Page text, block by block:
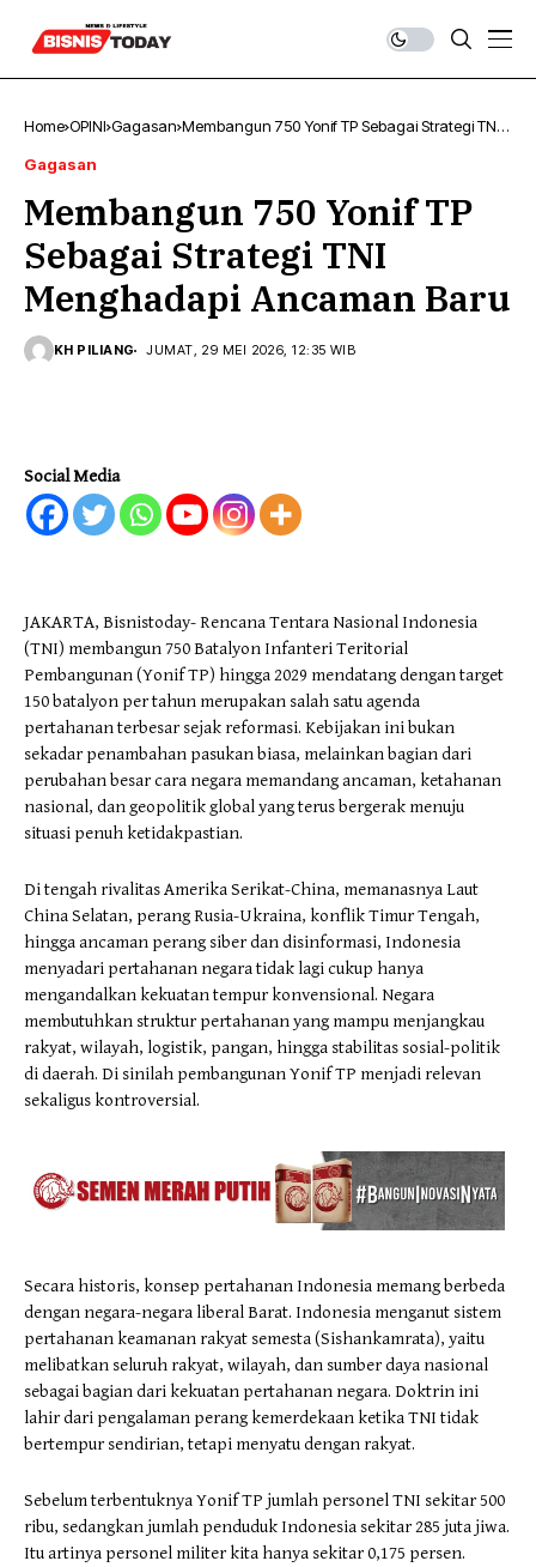
Home OPINI Gagasan Membangun 750 Yonif TP Sebagai Strategi TNI
Gagasan
Membangun 750 Yonif TP
Sebagai Strategi TNI
Menghadapi Ancaman Baru
KH PILIANG JUMAT, 29 MEI 2026, 12:35 WIB
Social Media
JAKARTA, Bisnistoday- Rencana Tentara Nasional Indonesia
(TNI) membangun 750 Batalyon Infanteri Teritorial
Pembangunan (Yonif TP) hingga 2029 mendatang dengan target
150 batalyon per tahun merupakan salah satu agenda
pertahanan terbesar sejak reformasi. Kebijakan ini bukan
sekadar penambahan pasukan biasa, melainkan bagian dari
perubahan besar cara negara memandang ancaman, ketahanan
nasional, dan geopolitik global yang terus bergerak menuju
situasi penuh ketidakpastian.
Di tengah rivalitas Amerika Serikat-China, memanasnya Laut
China Selatan, perang Rusia-Ukraina, konflik Timur Tengah,
hingga ancaman perang siber dan disinformasi, Indonesia
menyadari pertahanan negara tidak lagi cukup hanya
mengandalkan kekuatan tempur konvensional. Negara
membutuhkan struktur pertahanan yang mampu menjangkau
rakyat, wilayah, logistik, pangan, hingga stabilitas sosial-politik
di daerah. Di sinilah pembangunan Yonif TP menjadi relevan
sekaligus kontroversial.
Secara historis, konsep pertahanan Indonesia memang berbeda
dengan negara-negara liberal Barat. Indonesia menganut sistem
pertahanan keamanan rakyat semesta (Sishankamrata), yaitu
melibatkan seluruh rakyat, wilayah, dan sumber daya nasional
sebagai bagian dari kekuatan pertahanan negara. Doktrin ini
lahir dari pengalaman perang kemerdekaan ketika TNI tidak
bertempur sendirian, tetapi menyatu dengan rakyat.
Sebelum terbentuknya Yonif TP jumlah personel TNI sekitar 500
ribu, sedangkan jumlah penduduk Indonesia sekitar 285 juta jiwa.
Itu artinya personel militer kita hanya sekitar 0,175 persen.